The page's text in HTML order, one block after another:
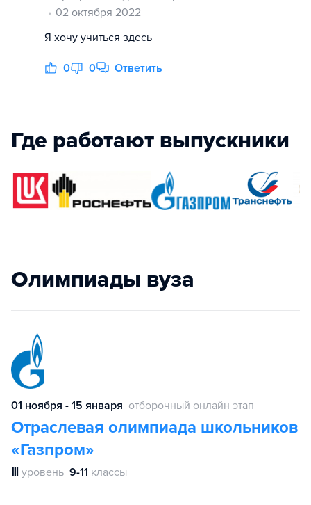
02 октября 2022
Я хочу учиться здесь
0 0 Ответить
Где работают выпускники
Олимпиады вуза
01 ноября - 15 января отборочный онлайн этап
Отраслевая олимпиада школьников
«Газпром»
Ⅲ уровень 9-11 классы